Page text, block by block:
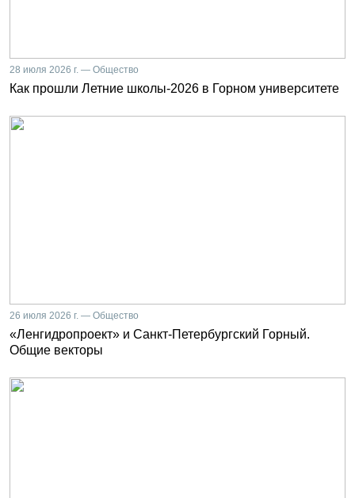
28 июля 2026 г. — Общество
Как прошли Летние школы-2026 в Горном университете
26 июля 2026 г. — Общество
«Ленгидропроект» и Санкт-Петербургский Горный.
Общие векторы